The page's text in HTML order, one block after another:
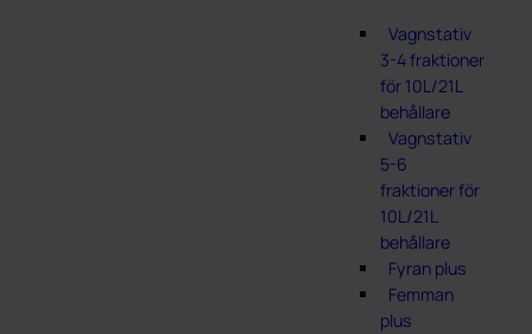
Vagnstativ
3-4 fraktioner
för 10L/21L
behållare
Vagnstativ
5-6
fraktioner för
10L/21L
behållare
Fyran plus
Femman
plus